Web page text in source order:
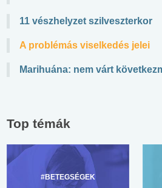
11 vészhelyzet szilveszterkor
A problémás viselkedés jelei
Marihuána: nem várt
Top témák
#BETEGSÉGEK